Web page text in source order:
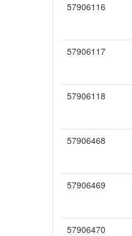
57906116
57906117
57906118
57906468
57906469
57906470